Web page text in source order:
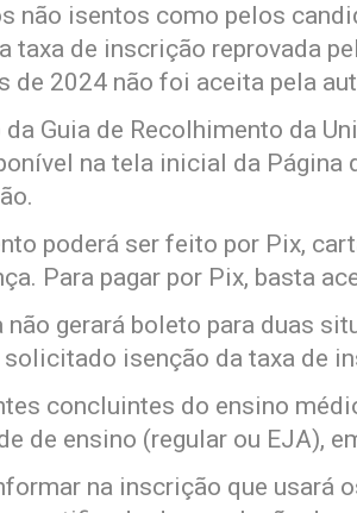
não isentos como pelos
taxa de inscrição reprovada
de 2024 não foi aceita pela
Guia de Recolhimento da
na tela inicial da
poderá ser feito por Pix,
Para pagar por Pix, basta
não gerará boleto para duas
solicitado isenção da taxa de
concluintes do ensino
de ensino (regular ou EJA),
na inscrição que usará